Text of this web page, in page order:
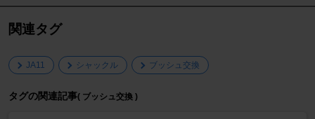
関連タグ
JA11 シャックル ブッシュ交換
タグの関連記事( ブッシュ交換 )